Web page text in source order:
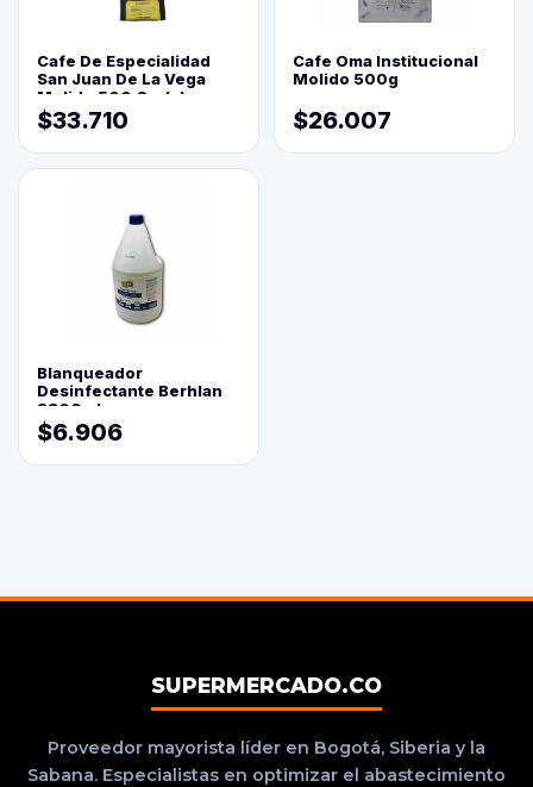
Cafe De Especialidad
San Juan De La Vega
Molido 500 Grs(=)
$33.710
Cafe Oma Institucional
Molido 500g
$26.007
Blanqueador
Desinfectante Berhlan
3800ml
$6.906
SUPERMERCADO.CO
Proveedor mayorista líder en Bogotá, Siberia y la
Sabana. Especialistas en optimizar el abastecimiento